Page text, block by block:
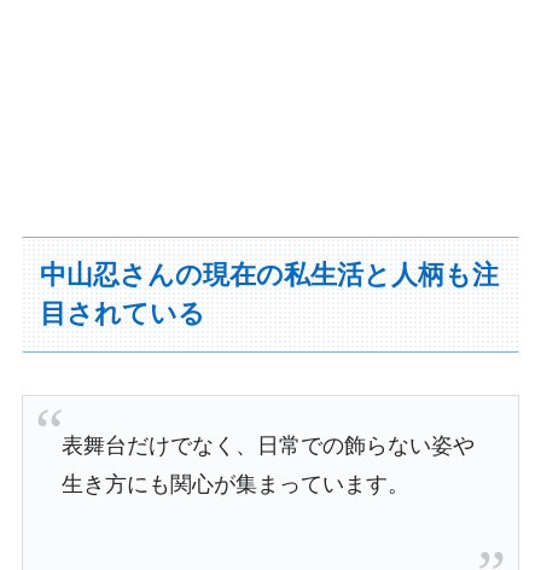
中山忍さんの現在の私生活と人柄も注
目されている
表舞台だけでなく、日常での飾らない姿や
生き方にも関心が集まっています。